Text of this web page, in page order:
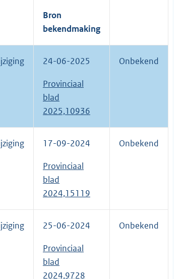
Bron
bekendmaking
24-06-2025
Provinciaal
blad
2025,10936
Onbekend
17-09-2024
Provinciaal
blad
2024,15119
Onbekend
25-06-2024
Provinciaal
blad
2024,9728
Onbekend